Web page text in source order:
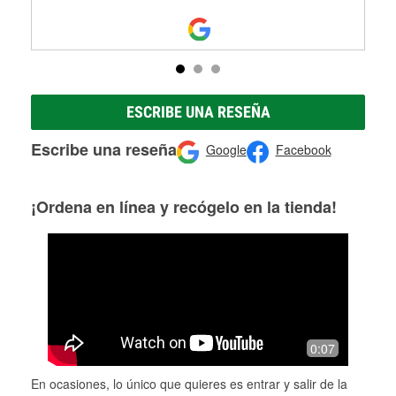
ESCRIBE UNA RESEÑA
Escribe una reseña Google Facebook
¡Ordena en línea y recógelo en la tienda!
0:07
En ocasiones, lo único que quieres es entrar y salir de la